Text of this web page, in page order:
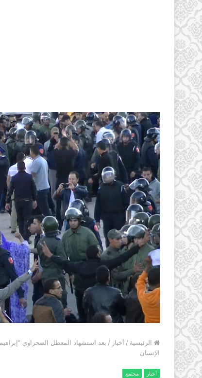
الرئيسية / أخبار / بعد استشهاد المعطل الصحراوي
الإنسان
أخبار مجتمع